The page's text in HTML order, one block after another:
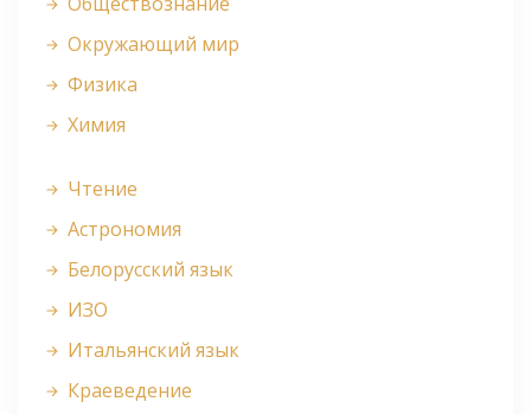
Окружающий мир
Физика
Химия
Чтение
Астрономия
Белорусский язык
ИЗО
Итальянский язык
Краеведение